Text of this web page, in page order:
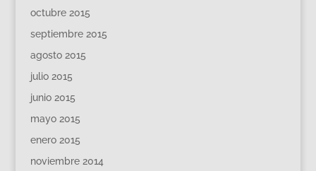
octubre 2015
septiembre 2015
agosto 2015
julio 2015
junio 2015
mayo 2015
enero 2015
noviembre 2014